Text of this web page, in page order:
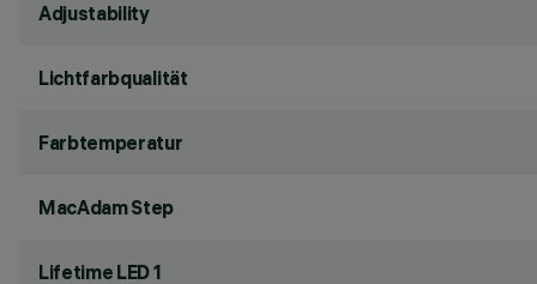
Adjustability
Lichtfarbqualität
Farbtemperatur
MacAdam Step
Lifetime LED 1